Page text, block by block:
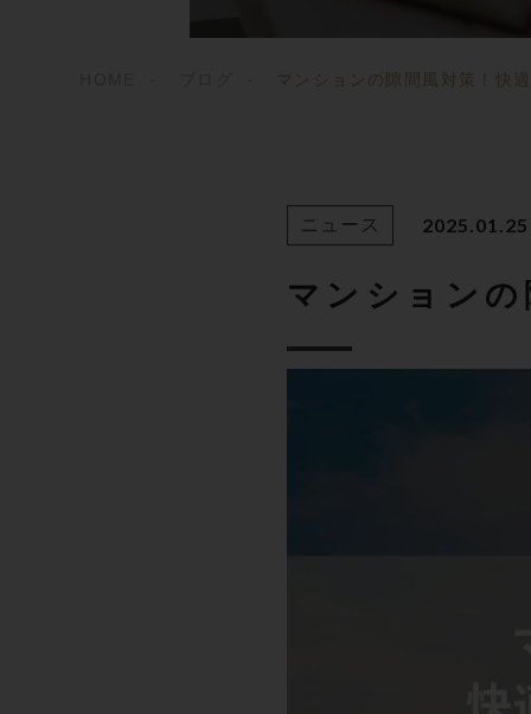
マンションの隙間風対策！快
ニュース 2025.01.25
マンション